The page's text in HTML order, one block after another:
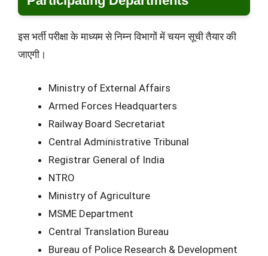
इस भर्ती परीक्षा के माध्यम से निम्न विभागों में चयन सूची तैयार की
जाएगी।
Ministry of External Affairs
Armed Forces Headquarters
Railway Board Secretariat
Central Administrative Tribunal
Registrar General of India
NTRO
Ministry of Agriculture
MSME Department
Central Translation Bureau
Bureau of Police Research & Development